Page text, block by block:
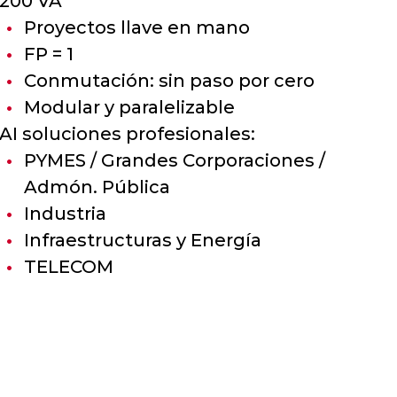
Proyectos llave en mano
FP = 1
Conmutación: sin paso por cero
Modular y paralelizable
soluciones profesionales:
PYMES / Grandes Corporaciones /
Admón. Pública
Industria
Infraestructuras y Energía
TELECOM